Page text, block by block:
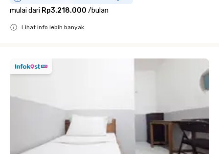
mulai dari Rp3.218.000 /bulan
Lihat info lebih banyak